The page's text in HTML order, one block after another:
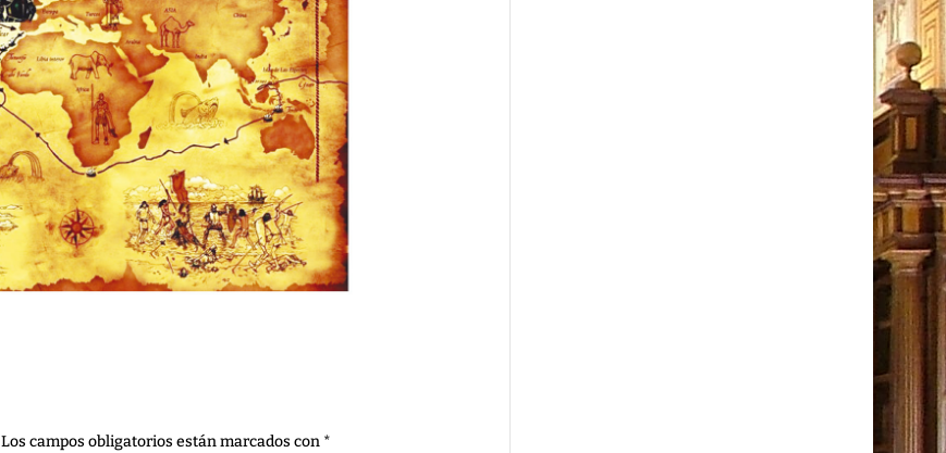
Los campos obligatorios están marcados con *